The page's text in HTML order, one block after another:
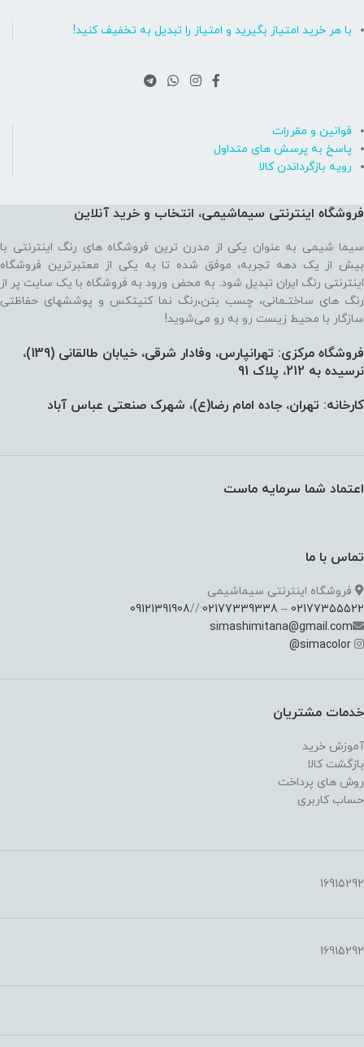
با هر خرید امتیاز بگیرید و امتیاز را تبدیل به تخفیف کنید!
قوانین و مقررات
پاسخ به پرسش های متداول
رویه بازگرداندن کالا
فروشگاه اینترنتی سیماشیمی، انتخاب و خرید آنلاین
سیما شیمی به عنوان یکی از مدرن ترین فروشگاه های رنگ اینترنتی با
بیش از یک دهه تجربه، موفق شده تا به یکی از معتبرترین فروشگاه
اینترنتی رنگ ایران تبدیل شود. به محض ورود به فروشگاه با یک سایت پر از
رنگ های ساختـمانی، چسب بتن،‌رنگ نما کنیتکس و پوششهای حفاظتی
سازگار با محیط زیست رو به رو می‌شوید!
فروشگاه مرکزی: تهرانپارس، وفادار شرقی، خیابان طالقانی (139)،‌
نرسیده به 212، پلاک 91
کارخانه: تهران، جاده امام رضا(ع)، شهرک صنعتی عباس آباد
اعتماد شما سرمایه ماست
تماس با ما
فروشگاه اینترنتی سیماشیمی
02177355522
–
02177339338
://
09121391908
simashimitana@gmail.com
simacolor
@
خدمات مشتریان
آموزش خرید
بازگشت کالا
روش های پرداخت
حساب کاربری
16915292
16915292